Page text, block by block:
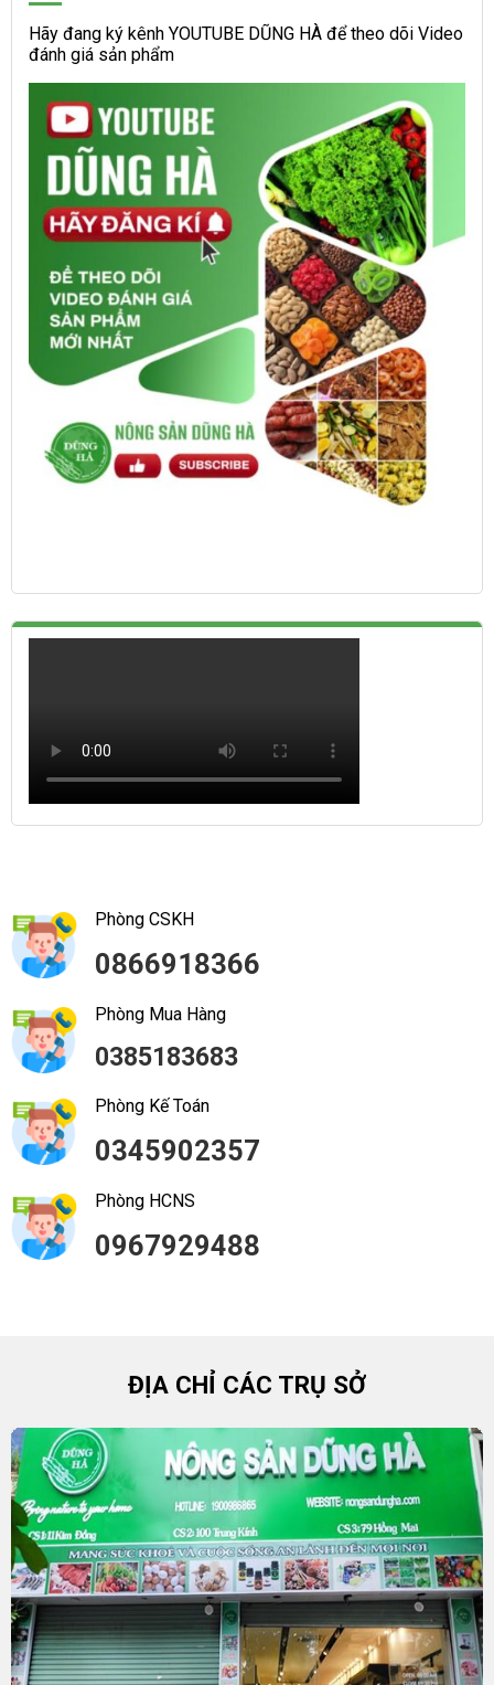
Hãy đang ký kênh YOUTUBE DŨNG HÀ để theo dõi Video
đánh giá sản phẩm
Phòng CSKH
0866918366
Phòng Mua Hàng
0385183683
Phòng Kế Toán
0345902357
Phòng HCNS
0967929488
ĐỊA CHỈ CÁC TRỤ SỞ